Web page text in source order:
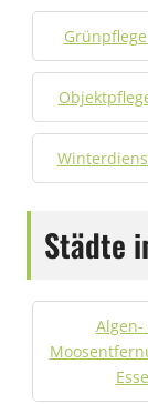
Städte